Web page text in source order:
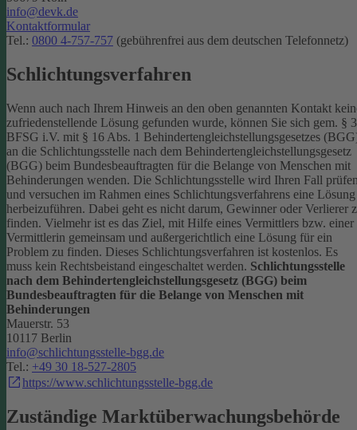
info@devk.de
Kontaktformular
Tel.: 0800 4-757-757 (gebührenfrei aus dem deutschen Telefonnetz)
Schlichtungsverfahren
Wenn auch nach Ihrem Hinweis an den oben genannten Kontakt
zufriedenstellende Lösung gefunden wurde, können Sie sich gem. §
BFSG i.V. mit § 16 Abs. 1 Behindertengleichstellungsgesetzes
an die Schlichtungsstelle nach dem Behindertengleichstellungsgesetz
(BGG) beim Bundesbeauftragten für die Belange von Menschen mit
Behinderungen wenden. Die Schlichtungsstelle wird Ihren Fall
und versuchen im Rahmen eines Schlichtungsverfahrens eine Lösung
herbeizuführen. Dabei geht es nicht darum, Gewinner oder Verlierer
finden. Vielmehr ist es das Ziel, mit Hilfe eines Vermittlers bzw. einer
Vermittlerin gemeinsam und außergerichtlich eine Lösung für ein
Problem zu finden. Dieses Schlichtungsverfahren ist kostenlos. Es
muss kein Rechtsbeistand eingeschaltet werden. Schlichtungsstelle
nach dem Behindertengleichstellungsgesetz (BGG) beim
Bundesbeauftragten für die Belange von Menschen mit
Behinderungen
Mauerstr. 53
10117 Berlin
info@schlichtungsstelle-bgg.de
Tel.: +49 30 18-527-2805
https://www.schlichtungsstelle-bgg.de
Zuständige Marktüberwachungsbehörde